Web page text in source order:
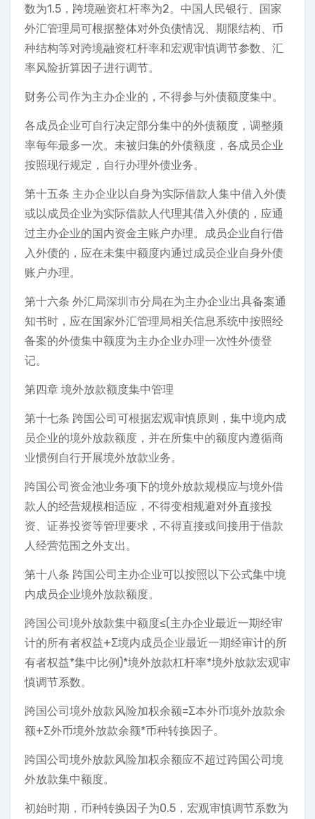
数为1.5，跨境融资杠杆率为2。中国人民银行、国家
外汇管理局可根据整体对外负债情况、期限结构、币
种结构等对跨境融资杠杆率和宏观审慎调节参数、汇
率风险折算因子进行调节。
财务公司作为主办企业的，不得参与外债额度集中。
各成员企业可自行决定部分集中的外债额度，调整频
率每年最多一次。未被归集的外债额度，各成员企业
按照现行规定，自行办理外债业务。
第十五条 主办企业以自身为实际借款人集中借入外债
或以成员企业为实际借款人代理其借入外债的，应通
过主办企业的国内资金主账户办理。成员企业自行借
入外债的，应在未集中额度内通过成员企业自身外债
账户办理。
第十六条 外汇局深圳市分局在为主办企业出具备案通
知书时，应在国家外汇管理局相关信息系统中按照经
备案的外债集中额度为主办企业办理一次性外债登
记。
第四章 境外放款额度集中管理
第十七条 跨国公司可根据宏观审慎原则，集中境内成
员企业的境外放款额度，并在所集中的额度内遵循商
业惯例自行开展境外放款业务。
跨国公司资金池业务项下的境外放款规模应与境外借
款人的经营规模相适应，不得变相规避对外直接投
资、证券投资等管理要求，不得直接或间接用于借款
人经营范围之外支出。
第十八条 跨国公司主办企业可以按照以下公式集中境
内成员企业境外放款额度。
跨国公司境外放款集中额度≤(主办企业最近一期经审
计的所有者权益+Σ境内成员企业最近一期经审计的所
有者权益*集中比例)*境外放款杠杆率*境外放款宏观审
慎调节系数。
跨国公司境外放款风险加权余额=Σ本外币境外放款余
额+Σ外币境外放款余额*币种转换因子。
跨国公司境外放款风险加权余额应不超过跨国公司境
外放款集中额度。
初始时期，币种转换因子为0.5，宏观审慎调节系数为